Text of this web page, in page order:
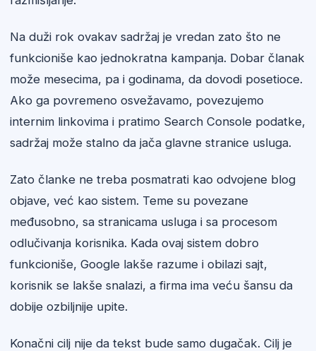
Na duži rok ovakav sadržaj je vredan zato što ne
funkcioniše kao jednokratna kampanja. Dobar članak
može mesecima, pa i godinama, da dovodi posetioce.
Ako ga povremeno osvežavamo, povezujemo
internim linkovima i pratimo Search Console podatke,
sadržaj može stalno da jača glavne stranice usluga.
Zato članke ne treba posmatrati kao odvojene blog
objave, već kao sistem. Teme su povezane
međusobno, sa stranicama usluga i sa procesom
odlučivanja korisnika. Kada ovaj sistem dobro
funkcioniše, Google lakše razume i obilazi sajt,
korisnik se lakše snalazi, a firma ima veću šansu da
dobije ozbiljnije upite.
Konačni cilj nije da tekst bude samo dugačak. Cilj je